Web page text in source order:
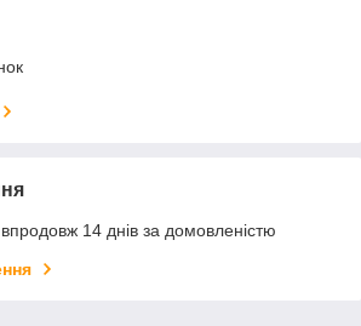
14 днів за домовленістю